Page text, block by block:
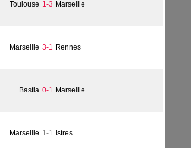
Toulouse 1-3 Marseille
Marseille 3-1 Rennes
Bastia 0-1 Marseille
Marseille 1-1 Istres